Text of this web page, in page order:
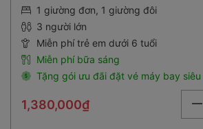
1 giường đơn, 1 giường đôi
3 người lớn
Miễn phí trẻ em dưới 6 tuổi
Miễn phí bữa sáng
Tặng gói ưu đãi đặt vé máy bay siêu
1,380,000₫